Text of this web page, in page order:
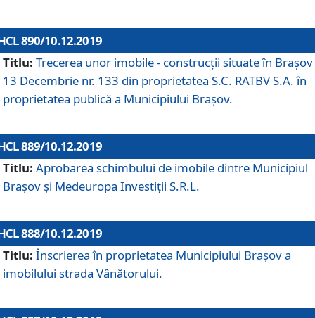
890/10.12.2019
Titlu: Trecerea unor imobile - construcții situate în Brașov
13 Decembrie nr. 133 din proprietatea S.C. RATBV S.A. în
proprietatea publică a Municipiului Brașov.
889/10.12.2019
Titlu: Aprobarea schimbului de imobile dintre Municipiul
Brașov și Medeuropa Investiții S.R.L.
888/10.12.2019
Titlu: Înscrierea în proprietatea Municipiului Braşov a
imobilului strada Vânătorului.